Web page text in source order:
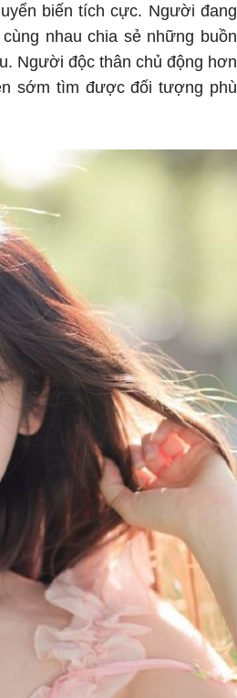
biến tích cực. Người đang
nhau chia sẻ những buồn
Người độc thân chủ động hơn
sớm tìm được đối tượng phù